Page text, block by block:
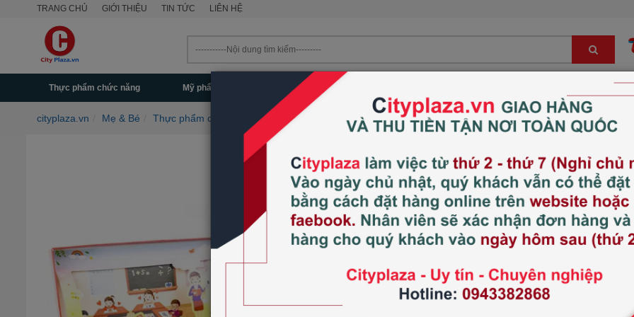
TRANG CHỦ GIỚI THIỆU TIN TỨC LIÊN HỆ
Thực phẩm chức năng Mỹ phẩm - Làm đẹp Mẹ & Bé
cityplaza.vn Mẹ & Bé Thực phẩm chức năng cho bé
Hồng sâm baby
bé từ 6-13 tuổi
Xem thêm:
Thực phẩm chức năng cho
Thương hiệu:
DAEDONG
Xuất xứ:
Hàn Quốc
980.000 đ